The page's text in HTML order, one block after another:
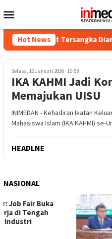
ke
Mobile
Hot News
Empat Tersangka Diamankan
Selasa, 19 Januari 2016 - 19:53
IKA KAHMI Jadi
Memajukan UISU
INIMEDAN - Kehadiran Ikatan
Mahasiswa Islam (IKA KAHMI)
HEADLNE
NASIONAL